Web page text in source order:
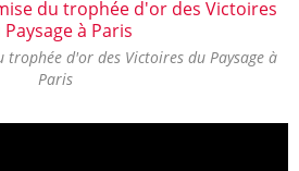
trophée d'or des Victoires du Paysage à
Paris